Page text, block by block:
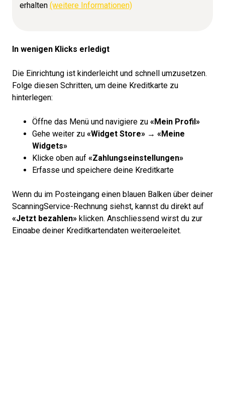
erhalten (weitere Informationen)
In wenigen Klicks erledigt
Die Einrichtung ist kinderleicht und schnell umzusetzen.
Folge diesen Schritten, um deine Kreditkarte zu
hinterlegen:
Öffne das Menü und navigiere zu «Mein Profil»
Gehe weiter zu «Widget Store» → «Meine
Widgets»
Klicke oben auf «Zahlungseinstellungen»
Erfasse und speichere deine Kreditkarte
Wenn du im Posteingang einen blauen Balken über deiner
ScanningService-Rechnung siehst, kannst du direkt auf
«Jetzt bezahlen» klicken. Anschliessend wirst du zur
Eingabe deiner Kreditkartendaten weitergeleitet.